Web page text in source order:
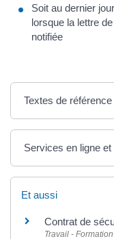
Soit au dernier
lorsque la lettre
notifiée
Textes de référence
Services en ligne
Et aussi
Contrat de
Travail - Formation